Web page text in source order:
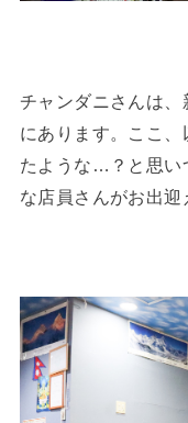
チャンダニさんは
にあります。ここ
たような…？と思い
な店員さんがお出迎